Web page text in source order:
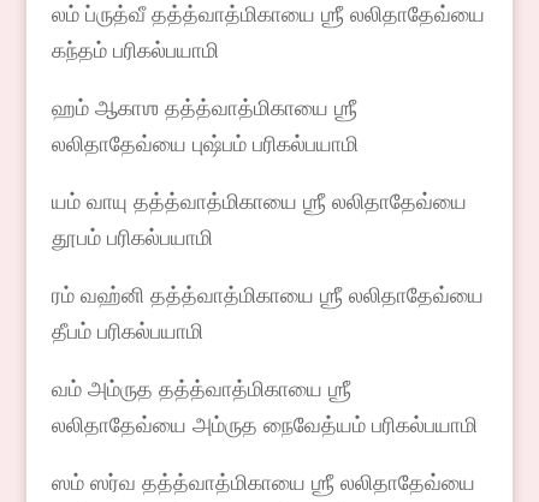
லம் ப்ருத்வீ தத்த்வாத்மிகாயை ஶ்ரீ லலிதாதேவ்யை
கந்தம் பரிகல்பயாமி
ஹம் ஆகாஶ தத்த்வாத்மிகாயை ஶ்ரீ
லலிதாதேவ்யை புஷ்பம் பரிகல்பயாமி
யம் வாயு தத்த்வாத்மிகாயை ஶ்ரீ லலிதாதேவ்யை
தூபம் பரிகல்பயாமி
ரம் வஹ்னி தத்த்வாத்மிகாயை ஶ்ரீ லலிதாதேவ்யை
தீபம் பரிகல்பயாமி
வம் அம்ருத தத்த்வாத்மிகாயை ஶ்ரீ
லலிதாதேவ்யை அம்ருத நைவேத்யம் பரிகல்பயாமி
ஸம் ஸர்வ தத்த்வாத்மிகாயை ஶ்ரீ லலிதாதேவ்யை